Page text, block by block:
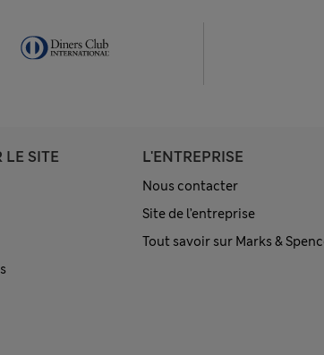
LE SITE L'ENTREPRISE
Nous contacter
Site de l’entreprise
Tout savoir sur Marks &